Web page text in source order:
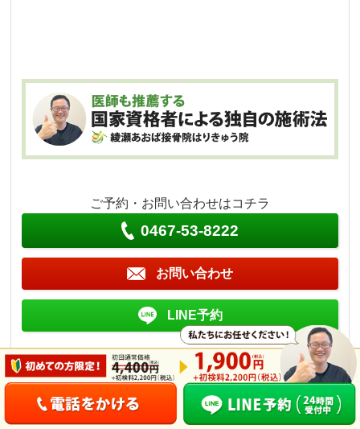
ご予約・お問い合わせはコチラ
0467-53-8222
お問い合わせ
LINE予約
営業時間
10：00〜20：00
定休日